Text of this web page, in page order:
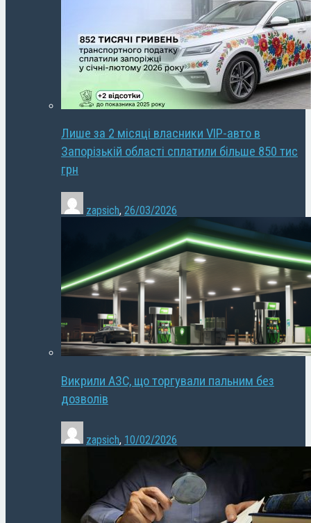
Лише за 2 місяці власники VIP-авто в
Запорізькій області сплатили більше 850 тис
грн
zapsich, 26/03/2026
Викрили АЗС, що торгували пальним без
дозволів
zapsich, 10/02/2026